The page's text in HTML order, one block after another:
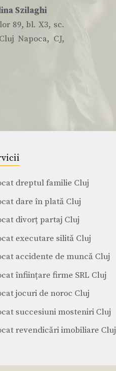
Szilaghi
89, bl. X3, sc.
Napoca, CJ,
dreptul familie Cluj
dare în plată Cluj
divorț partaj Cluj
executare silită Cluj
accidente de muncă Cluj
înființare firme SRL Cluj
jocuri de noroc Cluj
succesiuni mosteniri Cluj
revendicări imobiliare Cluj